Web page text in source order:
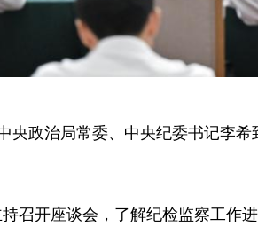
央政治局常委、中央纪委书记李
召开座谈会，了解纪检监察工作